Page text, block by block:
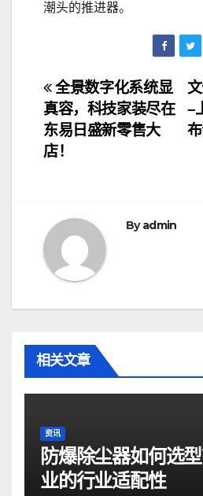
潮头的推进器。
文
章
导
–
全景数字化系统显
真容，科技家装尽在
东易日盛新零售大
店！
Byadmin
相关文章
资讯
防爆除尘器如何选
业的行业适配性